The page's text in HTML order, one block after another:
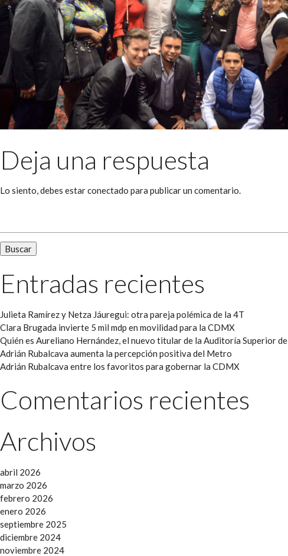
Deja una respuesta
Lo siento, debes estarconectado para publicar un comentario.
Entradas recientes
Julieta Ramírez y Netza Jáuregui: otra pareja polémica de la 4T
Clara Brugada invierte 5 mil mdp en movilidad para la CDMX
Quién es Aureliano Hernández, el nuevo titular de la Auditoría Superior
Adrián Rubalcava aumenta la percepción positiva del Metro
Adrián Rubalcava entre los favoritos para gobernar la CDMX
Comentarios recientes
Archivos
abril 2026
marzo 2026
febrero 2026
enero 2026
septiembre 2025
diciembre 2024
noviembre 2024